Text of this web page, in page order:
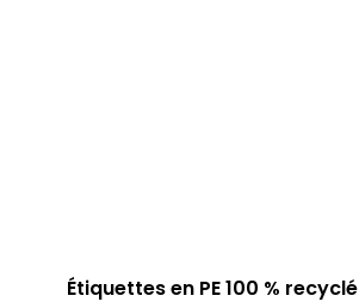
Étiquettes en PE 100 % recyclé